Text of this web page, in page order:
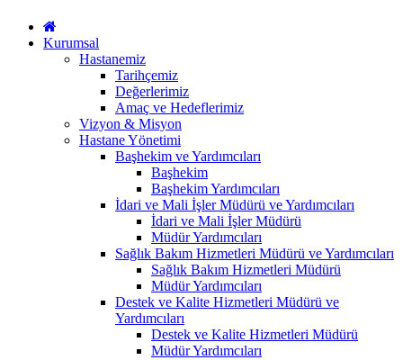
Kurumsal
Hastanemiz
Tarihçemiz
Değerlerimiz
Amaç ve Hedeflerimiz
Vizyon & Misyon
Hastane Yönetimi
Başhekim ve Yardımcıları
Başhekim
Başhekim Yardımcıları
İdari ve Mali İşler Müdürü ve Yardımcıları
İdari ve Mali İşler Müdürü
Müdür Yardımcıları
Sağlık Bakım Hizmetleri Müdürü ve Yardımcıları
Sağlık Bakım Hizmetleri Müdürü
Müdür Yardımcıları
Destek ve Kalite Hizmetleri Müdürü ve
Yardımcıları
Destek ve Kalite Hizmetleri Müdürü
Müdür Yardımcıları